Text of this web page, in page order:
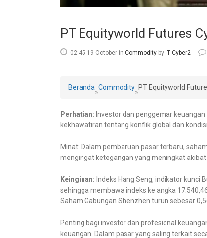
PT Equityworld Futures
02:45 19 October in Commodity by IT Cyber2
Beranda
»
Commodity
»
PT Equityworld
Perhatian: Investor dan penggemar
kekhawatiran tentang konflik global dan
Minat: Dalam pembaruan pasar terbaru,
mengingat ketegangan yang meningkat akibat
Keinginan: Indeks Hang Seng, indikator kunci
sehingga membawa indeks ke angka
Saham Gabungan Shenzhen turun sebesar
Penting bagi investor dan profesional
keuangan. Dalam pasar yang saling terkait